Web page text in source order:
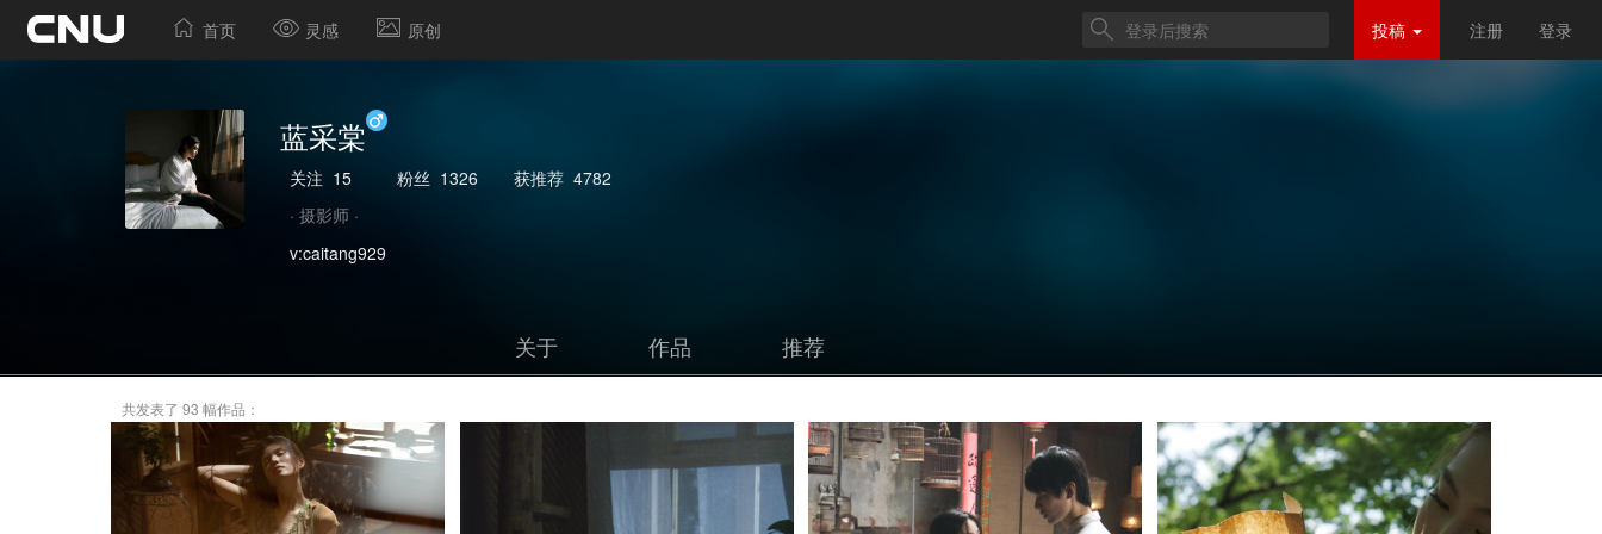
首页 灵感 原创 投稿 注册 登录
蓝采棠
关注 15 粉丝 1326 获推荐 4782
· 摄影师 ·
v:caitang929
关于 作品 推荐
共发表了 93 幅作品：